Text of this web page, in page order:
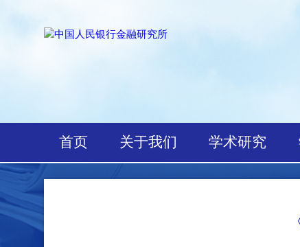
首页 关于我们 学术研究